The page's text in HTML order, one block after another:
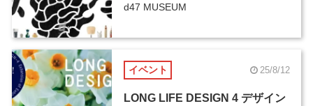
d47 MUSEUM
イベント 25/8/12
LONG LIFE DESIGN 4 デザイン